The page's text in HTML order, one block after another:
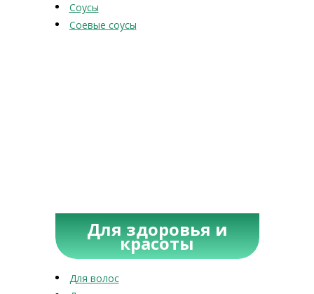
Соусы
Соевые соусы
Для здоровья и
красоты
Для волос